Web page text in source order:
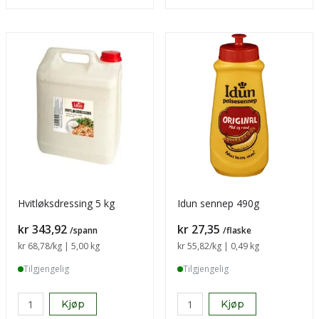
Hvitløksdressing 5 kg
Pris
kr 343,92 /spann
Sammenligning pris
kr 68,78/kg | 5,00 kg
Tilgjengelig
Kjøp
Idun sennep 490g
Pris
kr 27,35 /flaske
Sammenligning pris
kr 55,82/kg | 0,49 kg
Tilgjengelig
Kjøp